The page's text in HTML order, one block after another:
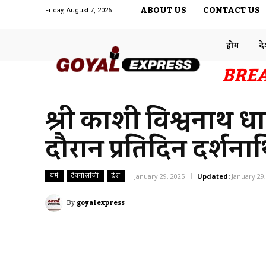
Friday, August 7, 2026 ABOUT US CONTACT US
होम
श्री काशी
दौरान प्रतिदिन
धर्म टेक्नोलॉजी देश January 29, 2025 Updated: January
Bygoyalexpress